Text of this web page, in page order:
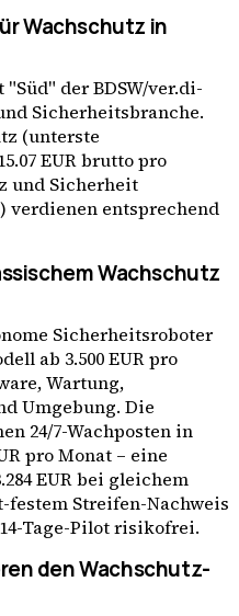
Wachschutz in
der BDSW/ver.di-
Sicherheitsbranche.
(unterste
EUR brutto pro
und Sicherheit
verdienen entsprechend
Wachschutz
Sicherheitsroboter
ab 3.500 EUR pro
Wartung,
Umgebung. Die
24/7-Wachposten in
pro Monat – eine
EUR bei gleichem
Streifen-Nachweis
Tage-Pilot risikofrei.
den Wachschutz-